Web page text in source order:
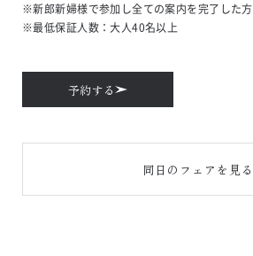
※新郎新婦様で参加し全ての案内を完了した方
※最低保証人数：大人40名以上
予約する
同日のフェアを見る